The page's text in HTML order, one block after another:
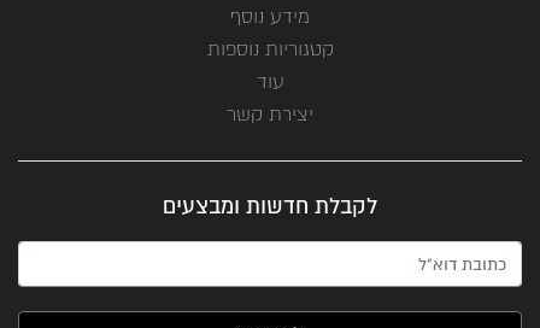
מידע נוסף
קטגוריות נוספות
עוד
יצירת קשר
לקבלת חדשות ומבצעים
האימייל שלך (חובה)